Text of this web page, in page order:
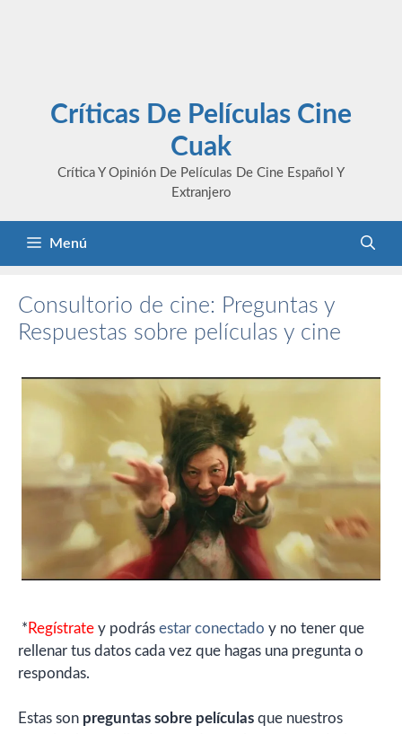
Críticas De Películas Cine
Cuak
Crítica Y Opinión De Películas De Cine Español Y
Extranjero
Menú
Consultorio de cine: Preguntas y
Respuestas sobre películas y cine
* Regístrate y podrás estar conectado y no tener que
rellenar tus datos cada vez que hagas una pregunta o
respondas.
Estas son preguntas sobre películas que nuestros